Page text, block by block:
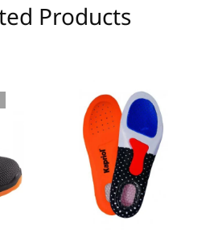
Products